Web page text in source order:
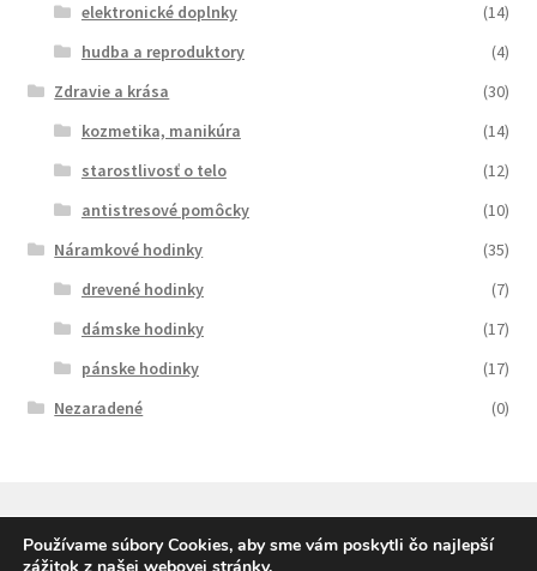
elektronické doplnky
(14)
hudba a reproduktory
(4)
Zdravie a krása
(30)
kozmetika, manikúra
(14)
starostlivosť o telo
(12)
antistresové pomôcky
(10)
Náramkové hodinky
(35)
drevené hodinky
(7)
dámske hodinky
(17)
pánske hodinky
(17)
Nezaradené
(0)
Používame súbory Cookies, aby sme vám poskytli čo najlepší